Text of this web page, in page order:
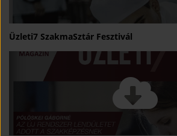
Üzleti7 SzakmaSztár Fesztivál